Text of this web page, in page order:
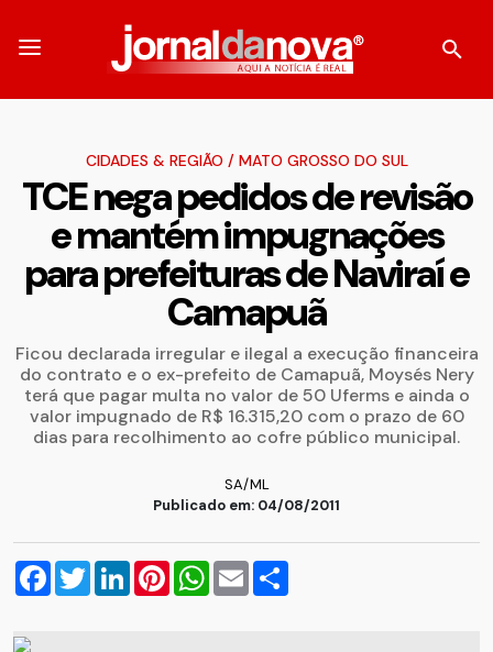
CIDADES & REGIÃO / MATO GROSSO DO SUL
TCE nega pedidos de revisão
e mantém impugnações
para prefeituras de Naviraí e
Camapuã
Ficou declarada irregular e ilegal a execução financeira
do contrato e o ex-prefeito de Camapuã, Moysés Nery
terá que pagar multa no valor de 50 Uferms e ainda o
valor impugnado de R$ 16.315,20 com o prazo de 60
dias para recolhimento ao cofre público municipal.
SA/ML
Publicado em: 04/08/2011
Facebook
TwitterLinkedInPinterestWhatsApp
Email